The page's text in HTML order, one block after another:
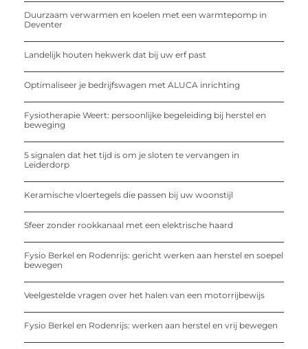
Duurzaam verwarmen en koelen met een warmtepomp in
Deventer
Landelijk houten hekwerk dat bij uw erf past
Optimaliseer je bedrijfswagen met ALUCA inrichting
Fysiotherapie Weert: persoonlijke begeleiding bij herstel en
beweging
5 signalen dat het tijd is om je sloten te vervangen in
Leiderdorp
Keramische vloertegels die passen bij uw woonstijl
Sfeer zonder rookkanaal met een elektrische haard
Fysio Berkel en Rodenrijs: gericht werken aan herstel en soepel
bewegen
Veelgestelde vragen over het halen van een motorrijbewijs
Fysio Berkel en Rodenrijs: werken aan herstel en vrij bewegen